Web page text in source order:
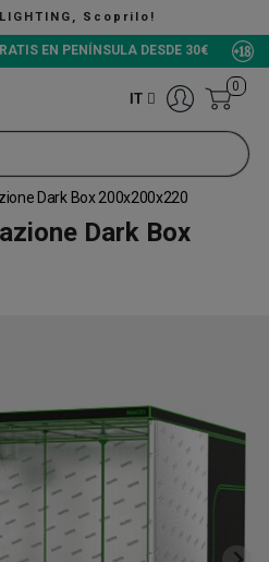
EN PENÍNSULA DESDE 30€
IT
0
Dark Box 200x200x220
Dark Box